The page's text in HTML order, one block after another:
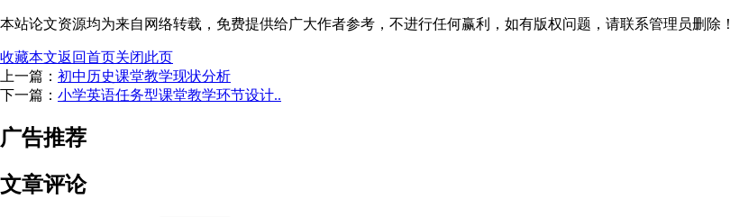
本站论文资源均为来自网络转载，免费提供给广大作者参考，不进行任何赢利，如有版权问题，请联系管理员删除！
收藏本文返回首页关闭此页
上一篇： 初中历史课堂教学现状分析
下一篇： 小学英语任务型课堂教学环节设计..
广告推荐
文章评论